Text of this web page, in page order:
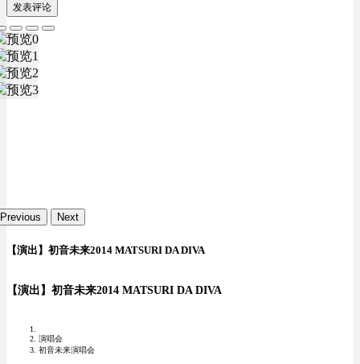
发表评论
Previous Next
【演出】初音未来2014 MATSURI DA DIVA
【演出】初音未来2014 MATSURI DA DIVA
演唱会
初音未来演唱会